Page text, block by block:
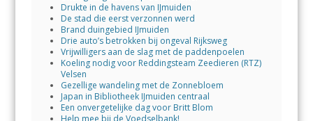
Drukte in de havens van IJmuiden
De stad die eerst verzonnen werd
Brand duingebied IJmuiden
Drie auto’s betrokken bij ongeval Rijksweg
Vrijwilligers aan de slag met de paddenpoelen
Koeling nodig voor Reddingsteam Zeedieren (RTZ)
Velsen
Gezellige wandeling met de Zonnebloem
Japan in Bibliotheek IJmuiden centraal
Een onvergetelijke dag voor Britt Blom
Help mee bij de Voedselbank!